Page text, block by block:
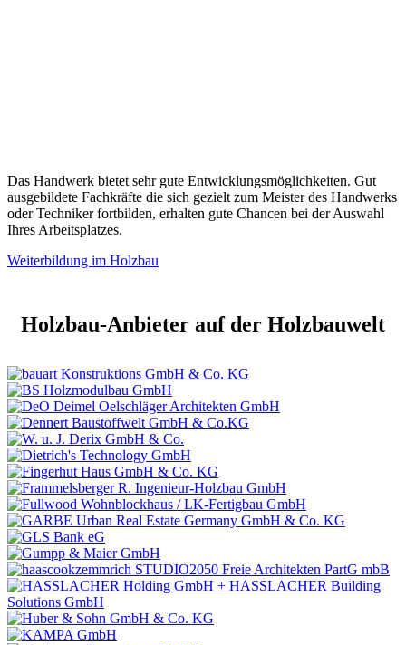
Das Handwerk bietet sehr gute Entwicklungsmöglichkeiten. Gut
ausgebildete Fachkräfte die sich gezielt zum Meister des Handwerks
oder Techniker fortbilden, erhalten gute Chancen bei der Auswahl
Ihres Arbeitsplatzes.
Weiterbildung im Holzbau
Holzbau-Anbieter auf der Holzbauwelt